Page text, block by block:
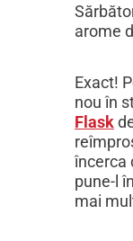
arome
Exact!
nou în
Flask
încerca
pune-l
mai